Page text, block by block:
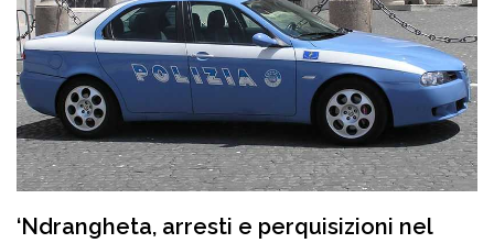
‘Ndrangheta, arresti e perquisizioni nel